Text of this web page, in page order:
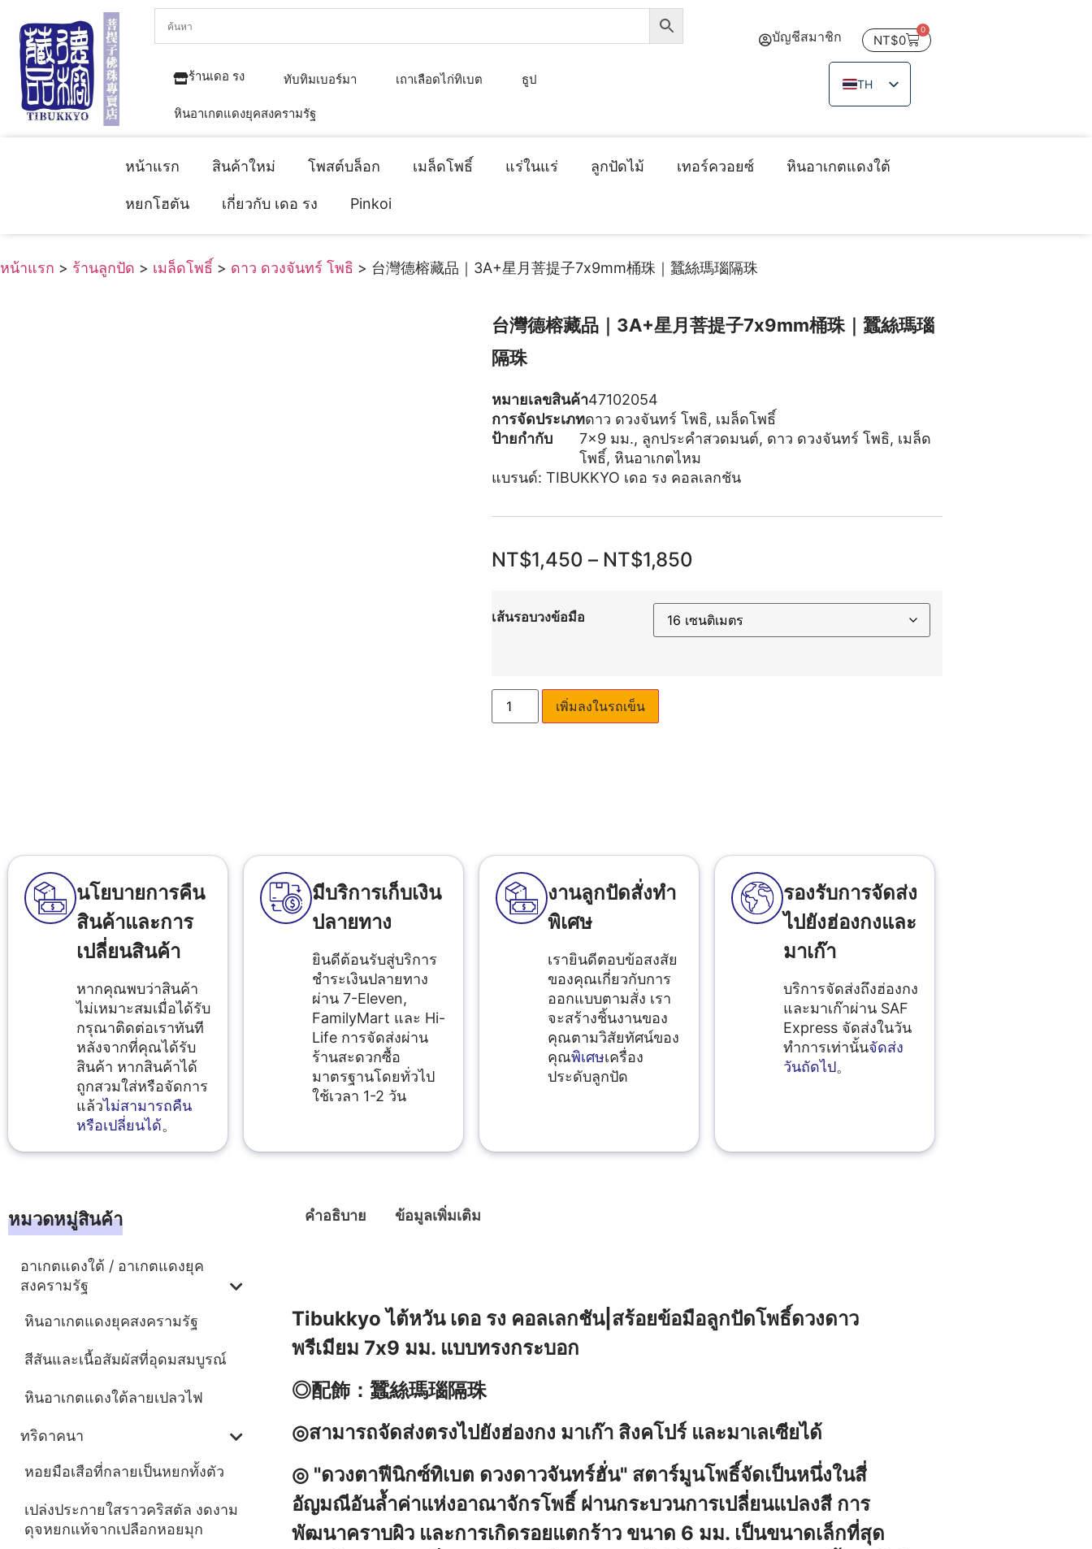
ร้านเดอ รง ทับทิมเบอร์มา เถาเลือดไก่ทิเบต ธูป
หินอาเกตแดงยุคสงครามรัฐ
บัญชีสมาชิก NT$0
0
TH
ZH_TW
EN
JA
หน้าแรก สินค้าใหม่ โพสต์บล็อก เมล็ดโพธิ์ แร่ในแร่ ลูกปัดไม้ เทอร์ควอยซ์ หินอาเกตแดงใต้
หยกโฮตัน เกี่ยวกับ เดอ รง Pinkoi
หน้าแรก > ร้านลูกปัด > เมล็ดโพธิ์ > ดาว ดวงจันทร์ โพธิ > 台灣德榕藏品｜3A+星月菩提子7x9mm桶珠｜蠶絲瑪瑙隔珠
台灣德榕藏品｜3A+星月菩提子7x9mm桶珠｜蠶絲瑪瑙
隔珠
หมายเลขสินค้า47102054
การจัดประเภทดาว ดวงจันทร์ โพธิ, เมล็ดโพธิ์
ป้ายกำกับ
7x9 มม., ลูกประคำสวดมนต์, ดาว ดวงจันทร์ โพธิ, เมล็ด
โพธิ์, หินอาเกตไหม
แบรนด์: TIBUKKYO เดอ รง คอลเลกชัน
NT$1,450 – NT$1,850
เส้นรอบวงข้อมือ
เพิ่มลงในรถเข็น
นโยบายการคืน
สินค้าและการ
เปลี่ยนสินค้า
หากคุณพบว่าสินค้า
ไม่เหมาะสมเมื่อได้รับ
กรุณาติดต่อเราทันที
หลังจากที่คุณได้รับ
สินค้า หากสินค้าได้
ถูกสวมใส่หรือจัดการ
แล้วไม่สามารถคืน
หรือเปลี่ยนได้。
มีบริการเก็บเงิน
ปลายทาง
ยินดีต้อนรับสู่บริการ
ชำระเงินปลายทาง
ผ่าน 7-Eleven,
FamilyMart และ Hi-
Life การจัดส่งผ่าน
ร้านสะดวกซื้อ
มาตรฐานโดยทั่วไป
ใช้เวลา 1-2 วัน
งานลูกปัดสั่งทำ
พิเศษ
เรายินดีตอบข้อสงสัย
ของคุณเกี่ยวกับการ
ออกแบบตามสั่ง เรา
จะสร้างชิ้นงานของ
คุณตามวิสัยทัศน์ของ
คุณพิเศษเครื่อง
ประดับลูกปัด
รองรับการจัดส่ง
ไปยังฮ่องกงและ
มาเก๊า
บริการจัดส่งถึงฮ่องกง
และมาเก๊าผ่าน SAF
Express จัดส่งในวัน
ทำการเท่านั้นจัดส่ง
วันถัดไป。
หมวดหมู่สินค้า
อาเกตแดงใต้ / อาเกตแดงยุค
สงครามรัฐ
หินอาเกตแดงยุคสงครามรัฐ
สีสันและเนื้อสัมผัสที่อุดมสมบูรณ์
หินอาเกตแดงใต้ลายเปลวไฟ
ทริดาคนา
หอยมือเสือที่กลายเป็นหยกทั้งตัว
เปล่งประกายใสราวคริสตัล งดงาม
ดุจหยกแท้จากเปลือกหอยมุก
คำอธิบาย ข้อมูลเพิ่มเติม
Tibukkyo ไต้หวัน เดอ รง คอลเลกชัน|สร้อยข้อมือลูกปัดโพธิ์ดวงดาว
พรีเมียม 7x9 มม. แบบทรงกระบอก
◎配飾：蠶絲瑪瑙隔珠
◎สามารถจัดส่งตรงไปยังฮ่องกง มาเก๊า สิงคโปร์ และมาเลเซียได้
◎ "ดวงตาฟีนิกซ์ทิเบต ดวงดาวจันทร์ฮั่น" สตาร์มูนโพธิ์จัดเป็นหนึ่งในสี่
อัญมณีอันล้ำค่าแห่งอาณาจักรโพธิ์ ผ่านกระบวนการเปลี่ยนแปลงสี การ
พัฒนาคราบผิว และการเกิดรอยแตกร้าว ขนาด 6 มม. เป็นขนาดเล็กที่สุด